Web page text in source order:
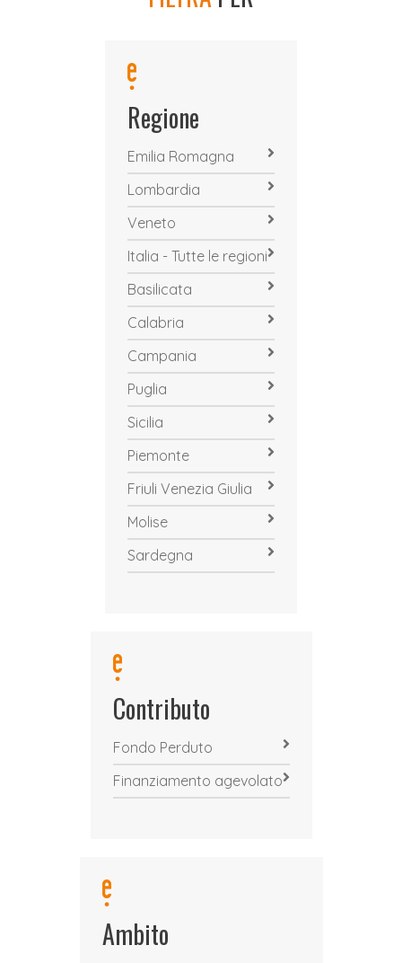
Regione
Emilia Romagna
Lombardia
Veneto
Italia - Tutte le regioni
Basilicata
Calabria
Campania
Puglia
Sicilia
Piemonte
Friuli Venezia Giulia
Molise
Sardegna
Contributo
Fondo Perduto
Finanziamento agevolato
Ambito